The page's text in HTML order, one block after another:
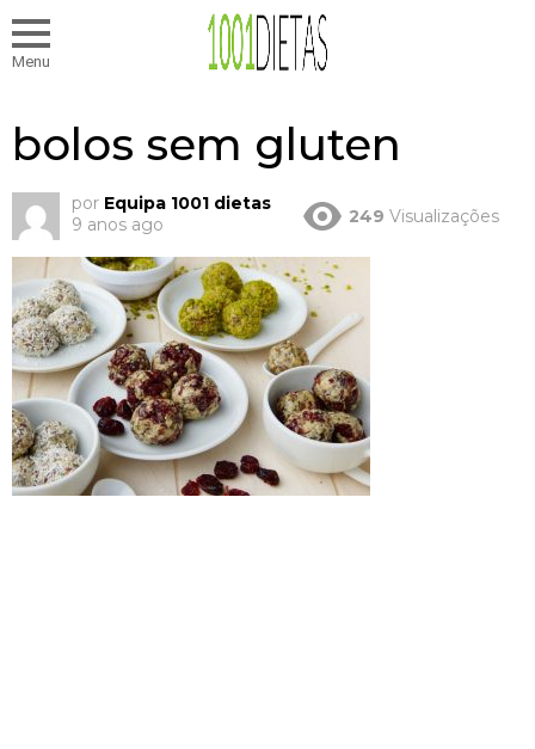
Menu
bolos sem gluten
por Equipa 1001 dietas
9 anos ago
249 Visualizações